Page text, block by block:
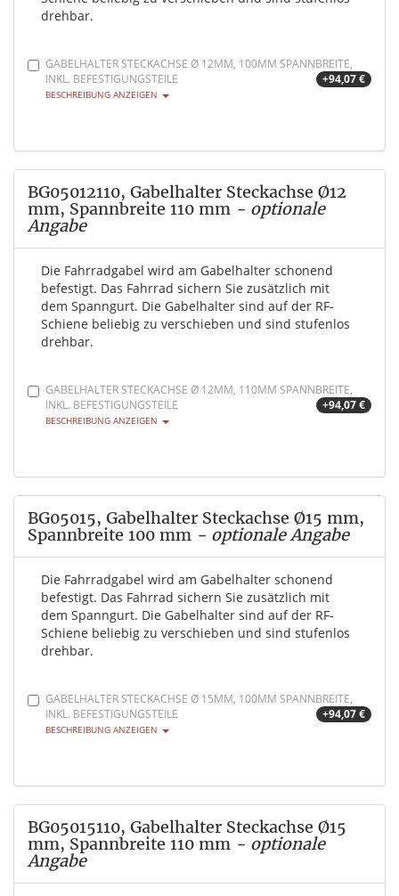
drehbar.
GABELHALTER STECKACHSE Ø 12MM, 100MM SPANNBREITE,
INKL. BEFESTIGUNGSTEILE
+94,07 €
BESCHREIBUNG ANZEIGEN
BG05012110, Gabelhalter Steckachse Ø12
mm, Spannbreite 110 mm - optionale
Angabe
Die Fahrradgabel wird am Gabelhalter schonend
befestigt. Das Fahrrad sichern Sie zusätzlich mit
dem Spanngurt. Die Gabelhalter sind auf der RF-
Schiene beliebig zu verschieben und sind stufenlos
drehbar.
GABELHALTER STECKACHSE Ø 12MM, 110MM SPANNBREITE,
INKL. BEFESTIGUNGSTEILE
+94,07 €
BESCHREIBUNG ANZEIGEN
BG05015, Gabelhalter Steckachse Ø15 mm,
Spannbreite 100 mm - optionale Angabe
Die Fahrradgabel wird am Gabelhalter schonend
befestigt. Das Fahrrad sichern Sie zusätzlich mit
dem Spanngurt. Die Gabelhalter sind auf der RF-
Schiene beliebig zu verschieben und sind stufenlos
drehbar.
GABELHALTER STECKACHSE Ø 15MM, 100MM SPANNBREITE,
INKL. BEFESTIGUNGSTEILE
+94,07 €
BESCHREIBUNG ANZEIGEN
BG05015110, Gabelhalter Steckachse Ø15
mm, Spannbreite 110 mm - optionale
Angabe